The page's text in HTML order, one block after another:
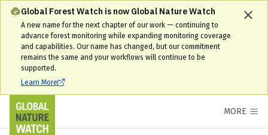
Global Forest Watch is now Global Nature Watch
A new name for the next chapter of our work — continuing to
advance forest monitoring while expanding monitoring coverage
and capabilities. Our name has changed, but our commitment
remains the same and your workflows will continue to be
supported.
Learn More
MORE